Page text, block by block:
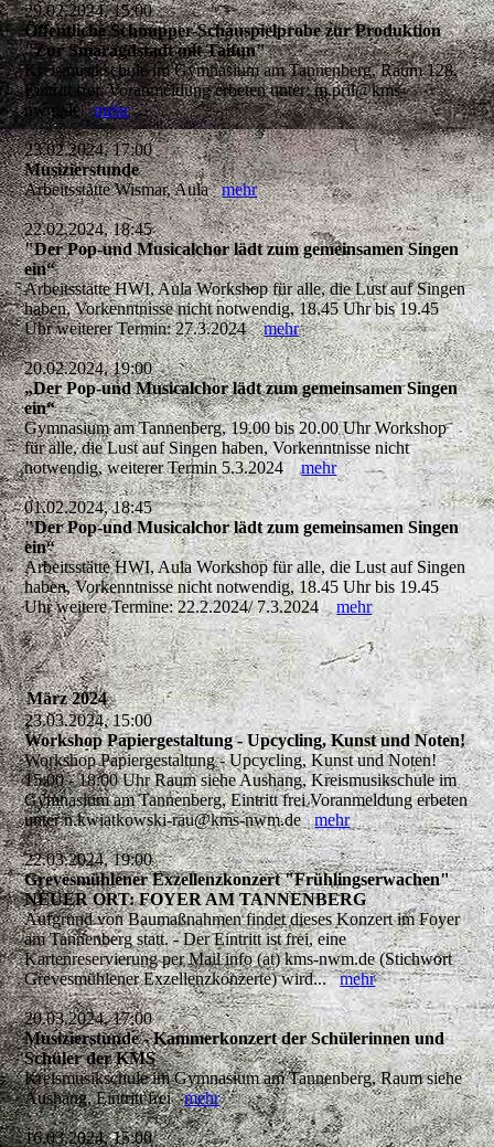
29.02.2024, 15:00
Öffentliche Schnupper-Schauspielprobe zur Produktion
"Zur Smaragdstadt mit Taifun"
Kreismusikschule im Gymnasium am Tannenberg, Raum 128,
Eintritt frei, Voranmeldung erbeten unter: m.pril@kms-
nwm.demehr
23.02.2024, 17:00
Musizierstunde
Arbeitsstätte Wismar, Aulamehr
22.02.2024, 18:45
"Der Pop-und Musicalchor lädt zum gemeinsamen Singen
ein“
Arbeitsstätte HWI, Aula Workshop für alle, die Lust auf Singen
haben, Vorkenntnisse nicht notwendig, 18.45 Uhr bis 19.45
Uhr weiterer Termin: 27.3.2024mehr
20.02.2024, 19:00
„Der Pop-und Musicalchor lädt zum gemeinsamen Singen
ein“
Gymnasium am Tannenberg, 19.00 bis 20.00 Uhr Workshop
für alle, die Lust auf Singen haben, Vorkenntnisse nicht
notwendig, weiterer Termin 5.3.2024mehr
01.02.2024, 18:45
"Der Pop-und Musicalchor lädt zum gemeinsamen Singen
ein“
Arbeitsstätte HWI, Aula Workshop für alle, die Lust auf Singen
haben, Vorkenntnisse nicht notwendig, 18.45 Uhr bis 19.45
Uhr weitere Termine: 22.2.2024/ 7.3.2024mehr
März 2024
23.03.2024, 15:00
Workshop Papiergestaltung - Upcycling, Kunst und Noten!
Workshop Papiergestaltung - Upcycling, Kunst und Noten!
15:00 - 18:00 Uhr Raum siehe Aushang, Kreismusikschule im
Gymnasium am Tannenberg, Eintritt frei Voranmeldung erbeten
unter n.kwiatkowski-rau@kms-nwm.demehr
22.03.2024, 19:00
Grevesmühlener Exzellenzkonzert "Frühlingserwachen"
NEUER ORT: FOYER AM TANNENBERG
Aufgrund von Baumaßnahmen findet dieses Konzert im Foyer
am Tannenberg statt. - Der Eintritt ist frei, eine
Kartenreservierung per Mail info (at) kms-nwm.de (Stichwort
Grevesmühlener Exzellenzkonzerte) wird...mehr
20.03.2024, 17:00
Musizierstunde - Kammerkonzert der Schülerinnen und
Schüler der KMS
Kreismusikschule im Gymnasium am Tannenberg, Raum siehe
Aushang, Eintritt freimehr
16.03.2024, 15:00